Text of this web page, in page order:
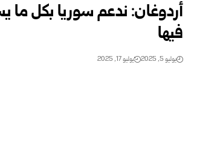
أردوغان: ندعم سوريا بكل ما
فيها
يوليو 5, 2025 يوليو 17, 2025